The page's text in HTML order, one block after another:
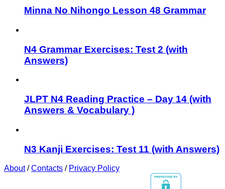
Minna No Nihongo Lesson 48 Grammar
N4 Grammar Exercises: Test 2 (with
Answers)
JLPT N4 Reading Practice – Day 14 (with
Answers & Vocabulary )
N3 Kanji Exercises: Test 11 (with Answers)
About/Contacts / Privacy Policy